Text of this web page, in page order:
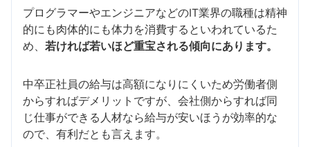
プログラマーやエンジニアなどのIT業界の職種は精神
的にも肉体的にも体力を消費するといわれているた
め、 若ければ若いほど重宝される傾向にあります。
中卒正社員の給与は高額になりにくいため労働者側
からすればデメリットですが、会社側からすれば同
じ仕事ができる人材なら給与が安いほうが効率的な
ので、有利だとも言えます。